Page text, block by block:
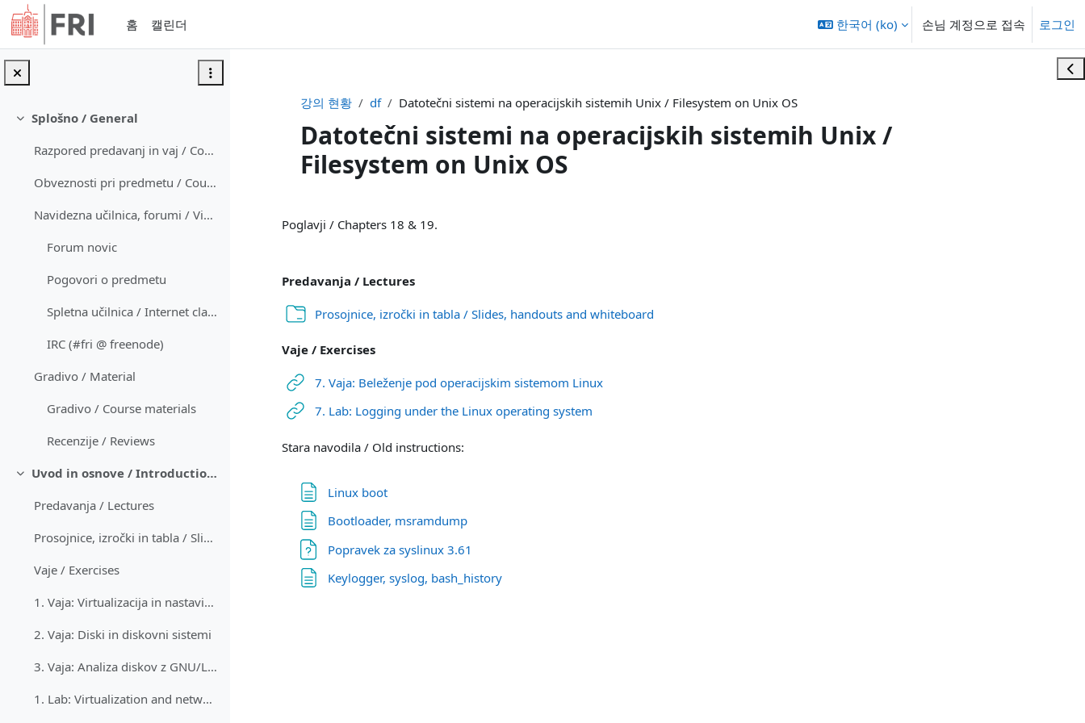
메인 콘텐츠로 건너뛰기
홈
캘린더 한국어 ‎(ko)‎ 손님 계정으로 접속 로그인
축소Splošno / General
Razpored predavanj in vaj / Course schedule
Obveznosti pri predmetu / Course Requirements
Navidezna učilnica, forumi / Virtual lecture-rooms...
Forum novic
Pogovori o predmetu
Spletna učilnica / Internet classroom - BBB
IRC (#fri @ freenode)
Gradivo / Material
Gradivo / Course materials
Recenzije / Reviews
축소
Uvod in osnove / Introduction and basics
Predavanja / Lectures
Prosojnice, izročki in tabla / Slides, handouts and whiteboard
Vaje / Exercises
1. Vaja: Virtualizacija in nastavitev omrežja
2. Vaja: Diski in diskovni sistemi
3. Vaja: Analiza diskov z GNU/Linux
1. Lab: Virtualization and network setup
블
강의 현황 df Datotečni sistemi na operacijskih sistemih Unix / Filesystem on Unix OS
Datotečni sistemi na operacijskih sistemih Unix /
Filesystem on Unix OS
섹션 개요
Poglavji / Chapters 18 & 19.
Predavanja / Lectures
Prosojnice, izročki in tabla / Slides, handouts and whiteboard
Vaje / Exercises
7. Vaja: Beleženje pod operacijskim sistemom LinuxURL
7. Lab: Logging under the Linux operating system
Stara navodila / Old instructions:
Linux boot웹페이지
Bootloader, msramdump웹페이지
Popravek za syslinux 3.61
Keylogger, syslog, bash_history웹페이지